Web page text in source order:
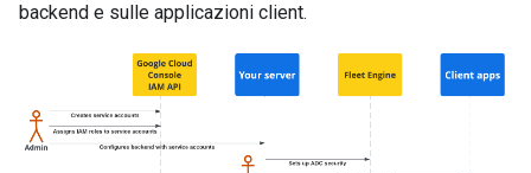
backend e sulle applicazioni client.